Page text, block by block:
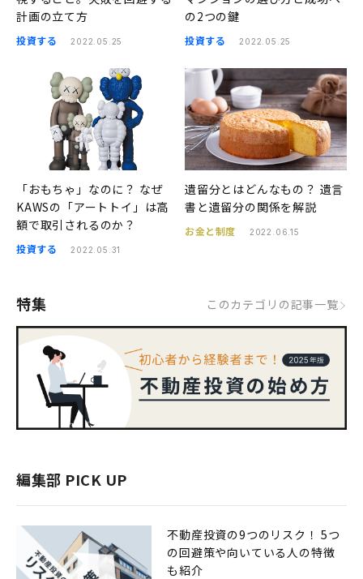
計画の立て方
投資する 2022.05.25
の2つの鍵
投資する 2022.05.25
「おもちゃ」なのに？ なぜ
KAWSの「アートトイ」は高
額で取引されるのか？
投資する 2022.05.31
遺留分とはどんなもの？ 遺言
書と遺留分の関係を解説
お金と制度 2022.06.15
特集 このカテゴリの記事一覧
編集部 PICK UP
不動産投資の9つのリスク！ 5つ
の回避策や向いている人の特徴
も紹介